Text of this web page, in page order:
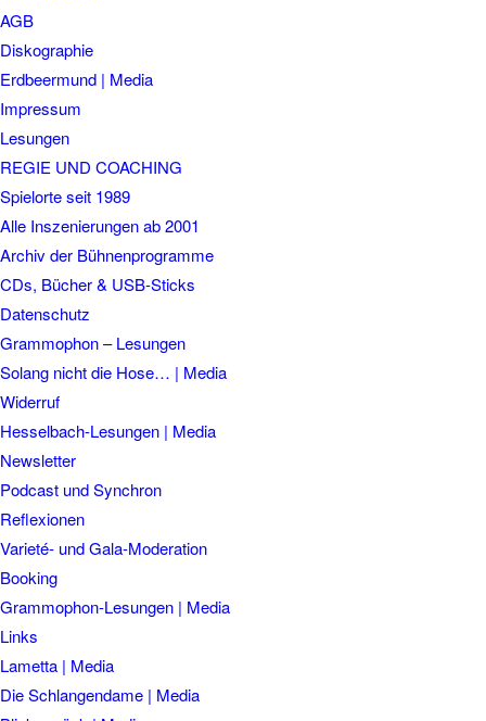
AGB
Diskographie
Erdbeermund | Media
Impressum
Lesungen
REGIE UND COACHING
Spielorte seit 1989
Alle Inszenierungen ab 2001
Archiv der Bühnenprogramme
CDs, Bücher & USB-Sticks
Datenschutz
Grammophon – Lesungen
Solang nicht die Hose… | Media
Widerruf
Hesselbach-Lesungen | Media
Newsletter
Podcast und Synchron
Reflexionen
Varieté- und Gala-Moderation
Booking
Grammophon-Lesungen | Media
Links
Lametta | Media
Die Schlangendame | Media